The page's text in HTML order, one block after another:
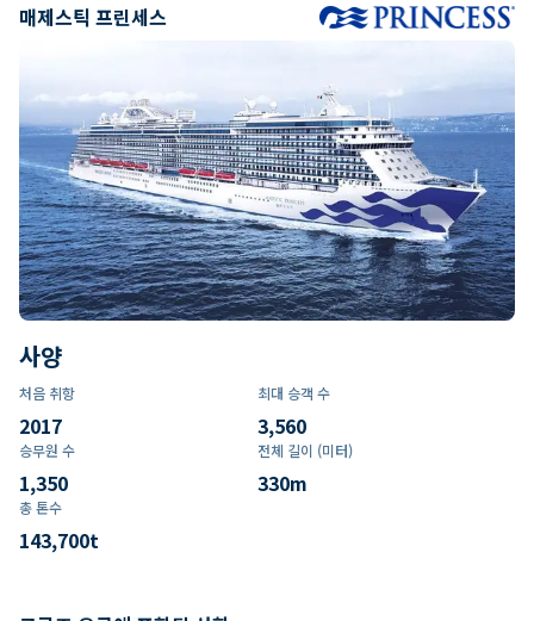
매제스틱 프린세스
사양
처음 취항
2017
최대 승객 수
3,560
승무원 수
1,350
전체 길이 (미터)
330m
총 톤수
143,700t